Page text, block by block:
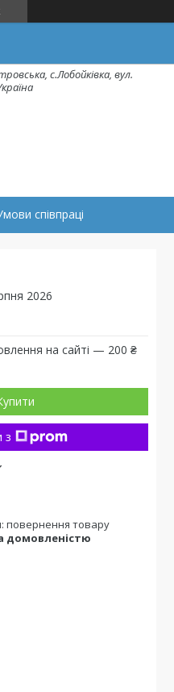
с.Лобойківка, вул.
співпраці
2026
на сайті — 200 ₴
з
повернення товару
домовленістю